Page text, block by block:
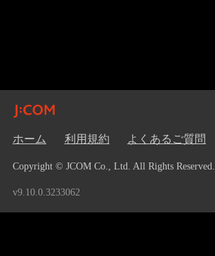
ホーム 利用規約 よくあるご質問
Copyright © JCOM Co., Ltd. All Rights Reserved.
v9.10.0.3233062